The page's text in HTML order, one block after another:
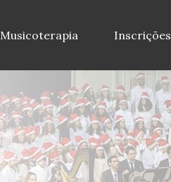
Musicoterapia Inscrições